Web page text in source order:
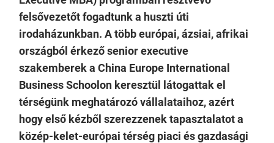
felsővezetőt fogadtunk a huszti úti
irodaházunkban. A több európai, ázsiai, afrikai
országból érkező senior executive
szakemberek a China Europe International
Business Schoolon keresztül látogattak el
térségünk meghatározó vállalataihoz, azért
hogy első kézből szerezzenek tapasztalatot a
közép-kelet-európai térség piaci és gazdasági